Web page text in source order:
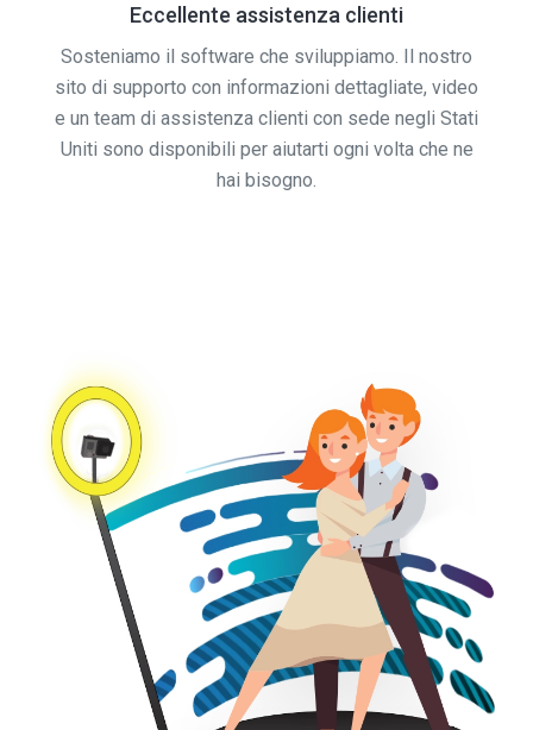
Eccellente assistenza clienti
Sosteniamo il software che sviluppiamo. Il nostro
sito di supporto con informazioni dettagliate, video
e un team di assistenza clienti con sede negli Stati
Uniti sono disponibili per aiutarti ogni volta che ne
hai bisogno.